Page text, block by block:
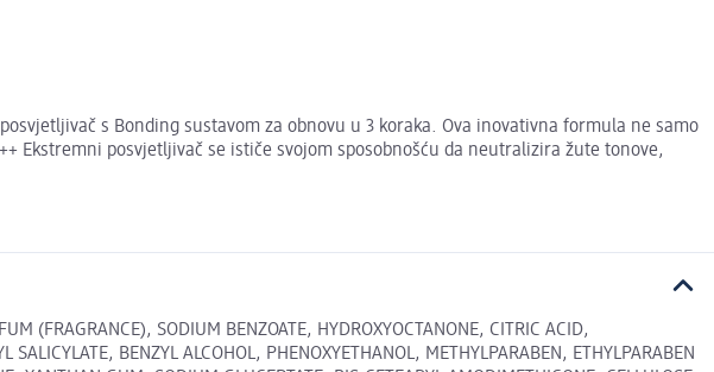
s Bonding sustavom za obnovu u 3 koraka. Ova inovativna formula ne samo
Ekstremni posvjetljivač se ističe svojom sposobnošću da neutralizira žute tonove,
(FRAGRANCE), SODIUM BENZOATE, HYDROXYOCTANONE, CITRIC ACID,
BENZYL ALCOHOL, PHENOXYETHANOL, METHYLPARABEN, ETHYLPARABEN